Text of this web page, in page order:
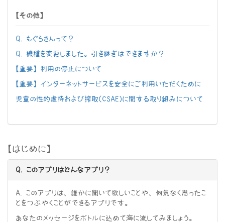
【その他】
Q. もぐらさんって？
Q. 機種を変更しました。引き継ぎはできますか？
【重要】 利用の停止について
【重要】 インターネットサービスを安全にご利用いただくために
児童の性的虐待および搾取（CSAE）に関する取り組みについて
【はじめに】
Q. このアプリはどんなアプリ？
A. このアプリは、誰かに聞いて欲しいことや、何気なく思ったこ
とをつぶやくことができるアプリです。
あなたのメッセージをボトルに込めて海に流してみましょう。